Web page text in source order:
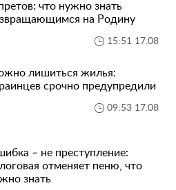
что нужно знать
на Родину
15:51 17.08
лишиться жилья:
срочно предупредили
09:53 17.08
– не преступление:
отменяет пеню, что
знать